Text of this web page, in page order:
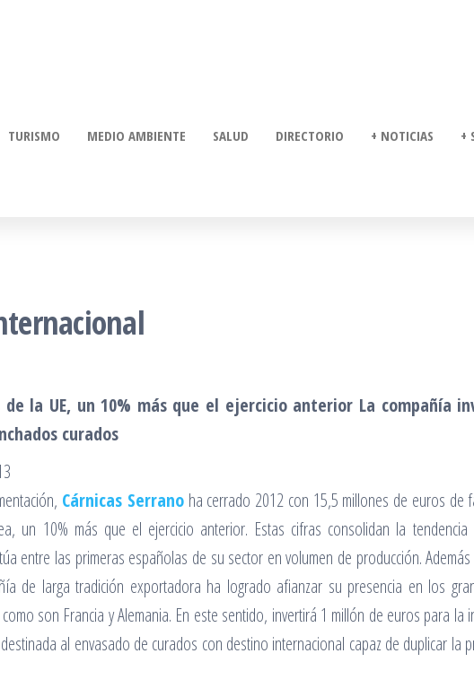
TURISMO MEDIO AMBIENTE SALUD DIRECTORIO + NOTICIAS +
la UE, un 10% más que el ejercicio anterior La compañía
curados
Cárnicas Serranoha cerrado 2012 con 15,5 millones de euros de
un 10% más que el ejercicio anterior. Estas cifras consolidan la
entre las primeras españolas de su sector en volumen de producción.
de larga tradición exportadora ha logrado afianzar su presencia en los
son Francia y Alemania. En este sentido, invertirá 1 millón de euros para la
al envasado de curados con destino internacional capaz de duplicar la